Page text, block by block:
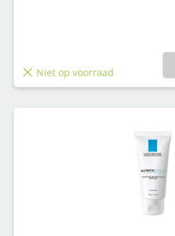
Niet op voorraad